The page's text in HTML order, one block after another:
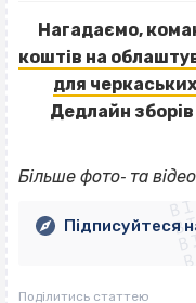
Нагадаємо,
коштів на
для
Дедлайн
Більше фото‐ та
Підписуйтеся
Поділитись статтею